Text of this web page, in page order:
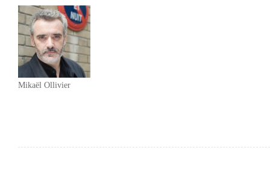
Mikaël Ollivier